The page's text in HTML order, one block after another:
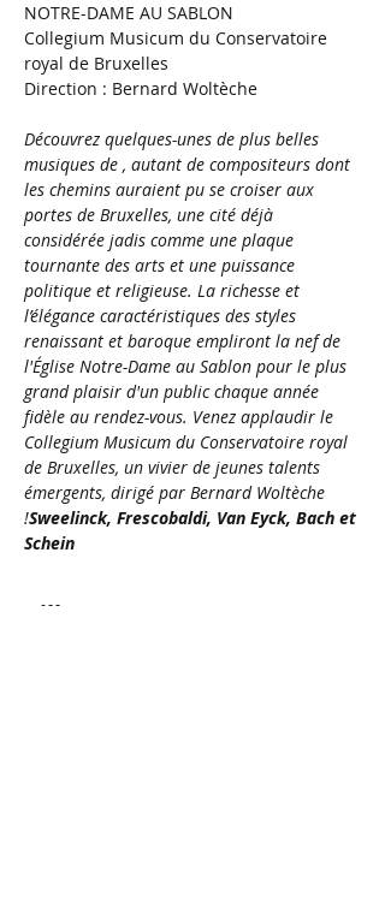
NOTRE-DAME AU SABLON
Collegium Musicum du Conservatoire
royal de Bruxelles
Direction : Bernard Woltèche
Découvrez quelques-unes de plus belles
musiques de , autant de compositeurs dont
les chemins auraient pu se croiser aux
portes de Bruxelles, une cité déjà
considérée jadis comme une plaque
tournante des arts et une puissance
politique et religieuse. La richesse et
l’élégance caractéristiques des styles
renaissant et baroque empliront la nef de
l'Église Notre-Dame au Sablon pour le plus
grand plaisir d'un public chaque année
fidèle au rendez-vous. Venez applaudir le
Collegium Musicum du Conservatoire royal
de Bruxelles, un vivier de jeunes talents
émergents, dirigé par Bernard Woltèche
!Sweelinck, Frescobaldi, Van Eyck, Bach et
Schein
Billets